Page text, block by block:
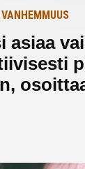
VANHEMMUUS
asiaa